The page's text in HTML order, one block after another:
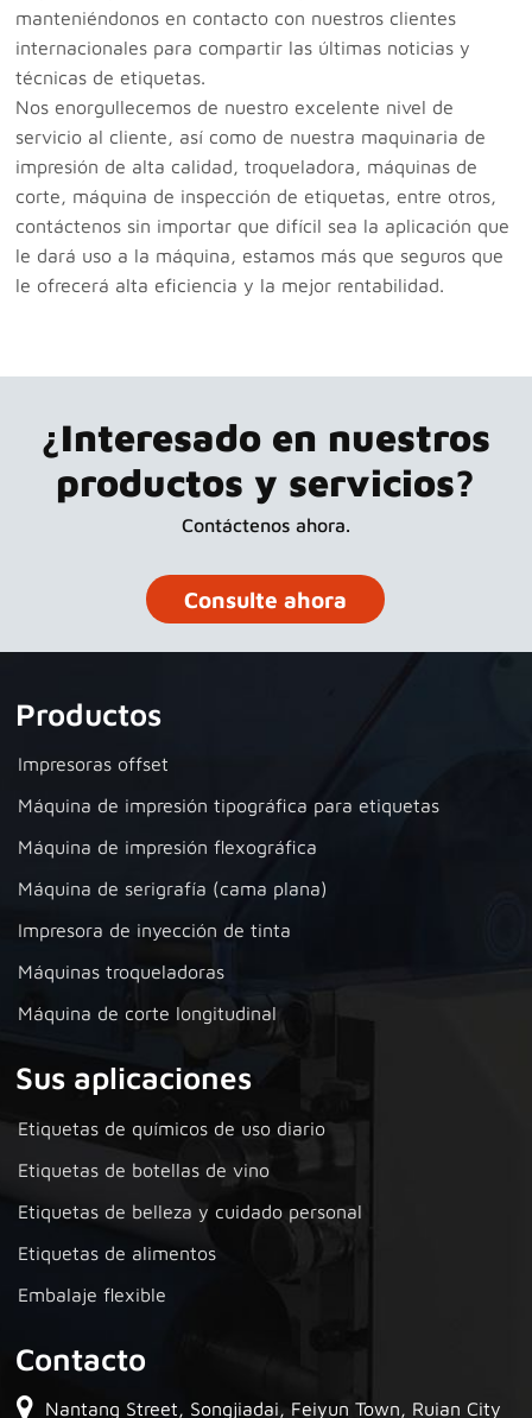
manteniéndonos en contacto con nuestros clientes
internacionales para compartir las últimas noticias y
técnicas de etiquetas.
Nos enorgullecemos de nuestro excelente nivel de
servicio al cliente, así como de nuestra maquinaria de
impresión de alta calidad, troqueladora, máquinas de
corte, máquina de inspección de etiquetas, entre otros,
contáctenos sin importar que difícil sea la aplicación que
le dará uso a la máquina, estamos más que seguros que
le ofrecerá alta eficiencia y la mejor rentabilidad.
¿Interesado en nuestros
productos y servicios?
Contáctenos ahora.
Consulte ahora
Productos
Impresoras offset
Máquina de impresión tipográfica para etiquetas
Máquina de impresión flexográfica
Máquina de serigrafía (cama plana)
Impresora de inyección de tinta
Máquinas troqueladoras
Máquina de corte longitudinal
Sus aplicaciones
Etiquetas de químicos de uso diario
Etiquetas de botellas de vino
Etiquetas de belleza y cuidado personal
Etiquetas de alimentos
Embalaje flexible
Contacto
Nantang Street, Songjiadai, Feiyun Town, Ruian City